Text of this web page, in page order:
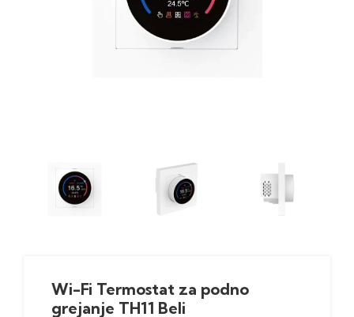
Wi-Fi Termostat za podno
grejanje TH11 Beli